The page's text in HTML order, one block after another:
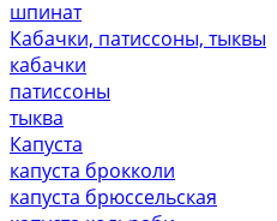
шпинат
Кабачки, патиссоны, тыквы
кабачки
патиссоны
тыква
Капуста
капуста брокколи
капуста брюссельская